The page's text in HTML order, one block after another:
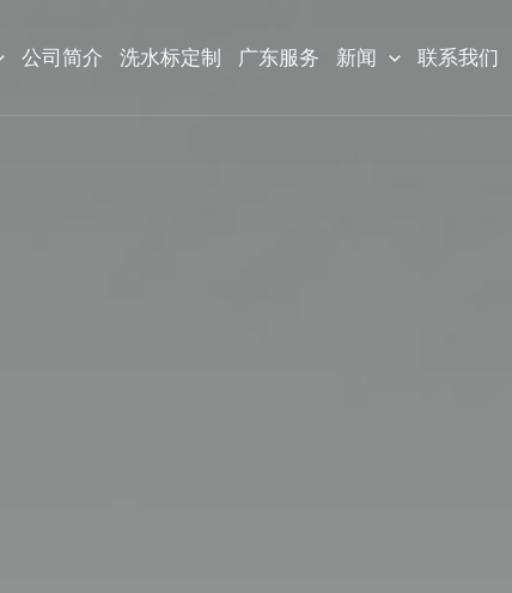
公司简介 洗水标定制 广东服务 新闻 联系我们